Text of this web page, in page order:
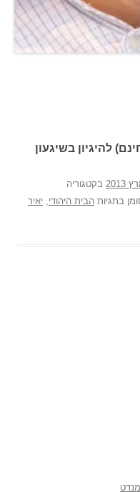
להיגיון בשיגעון
בקטגוריה
בתגיות הבית היהודי, יאיר